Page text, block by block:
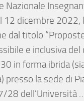
Nazionale
12 dicembre 2022,
dal titolo
e inclusiva del
in forma ibrida
presso la sede di
28 dell’Università